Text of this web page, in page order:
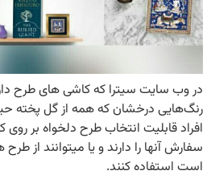
در وب سایت سیترا که کاشی های طرح
رنگ‌هایی درخشان که همه از گل پخته
افراد قابلیت انتخاب طرح دلخواه بر
سفارش آنها را دارند و یا میتوانند از
است استفاده کنند.